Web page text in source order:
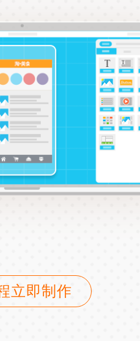
立即制作